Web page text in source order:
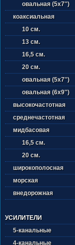
овальная (5х7'')
коаксиальная
10 см.
13 см.
16,5 см.
20 см.
овальная (5х7'')
овальная (6х9'')
высокочастотная
среднечастотная
мидбасовая
16,5 см.
20 см.
широкополосная
морская
внедорожная
УСИЛИТЕЛИ
5-канальные
4-канальные